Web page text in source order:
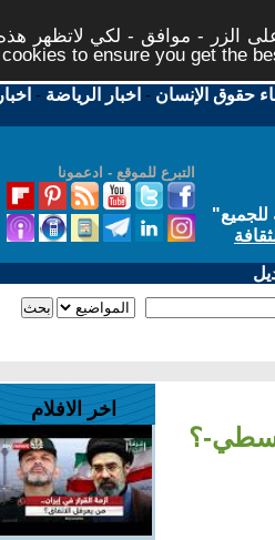
الزر - موافق - لكي لاتظهر
to ensure you get the
حقوق الإنسان - اخبار الرياضة - اخبار
التبرع للموقع - ادعمونا
"
؟
اخر الافلام